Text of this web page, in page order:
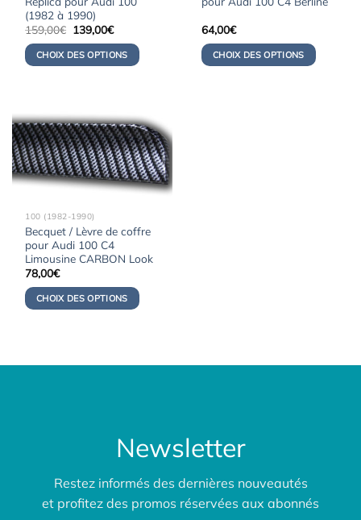
(1982 à 1990)
159,00€ Le
initial
était :
159,00€.
139,00€Le
actuel
est :
139,00€.
CHOIX DES OPTIONS
64,00€
CHOIX DES OPTIONS
100 (1982-1990)
Becquet / Lèvre de coffre
pour Audi 100 C4
Limousine CARBON Look
78,00€
CHOIX DES OPTIONS
Newsletter
Restez informés des dernières nouveautés
et profitez des promos réservées aux abonnés